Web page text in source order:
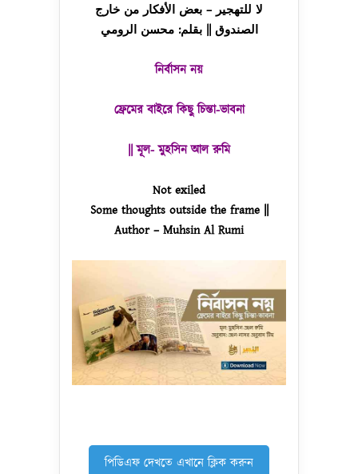
لا للتهجير – بعض الأفكار من خارج
الصندوق || بقلم: محسن الرومي
নির্বাসন নয়
ফ্রেমের বাইরে কিছু চিন্তা-ভাবনা
|| মূল- মুহসিন আল রুমি
Not exiled
Some thoughts outside the frame ||
Author – Muhsin Al Rumi
পিডিএফ দেখতে এখানে ক্লিক করুন